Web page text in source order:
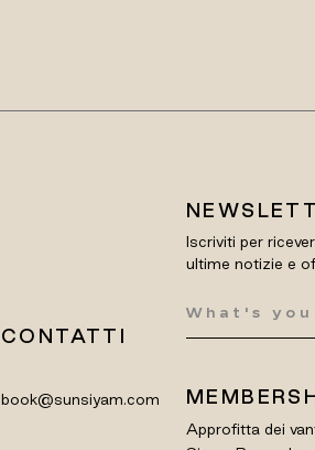
CONTATTI
book@sunsiyam.com
Iscriviti per
ultime notizie e
Approfitta dei